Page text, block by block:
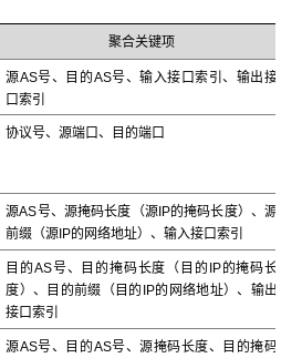
聚合关键项
源AS号、目的AS号、输入接口索引、输出接
口索引
协议号、源端口、目的端口
源AS号、源掩码长度（源IP的掩码长度）、源
前缀（源IP的网络地址）、输入接口索引
目的AS号、目的掩码长度（目的IP的掩码长
度）、目的前缀（目的IP的网络地址）、输出
接口索引
源AS号、目的AS号、源掩码长度、目的掩码